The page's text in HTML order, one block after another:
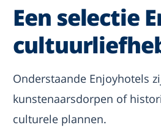
Een selectie
Onderstaande Enjoyhotels
kunstenaarsdorpen of
culturele plannen.